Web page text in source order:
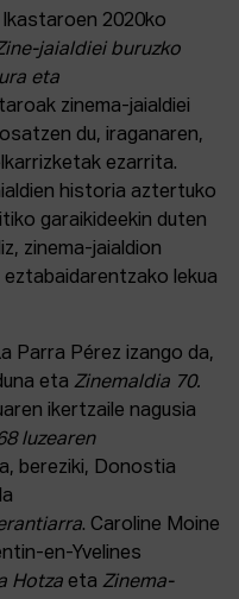
Ikastaroen 2020ko
jaialdiei buruzko
eta
zinema-jaialdiei
du, iraganaren,
ezarrita.
historia aztertuko
garaikideekin duten
zinema-jaialdion
lekua
Parra Pérez izango da,
eta Zinemaldia 70.
ikertzaile nagusia
luzearen
bereziki, Donostia
. Caroline Moine
en-Yvelines
Hotza eta Zinema-